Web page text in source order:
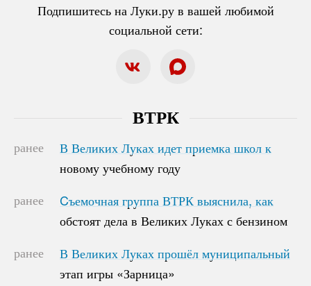
Подпишитесь на Луки.ру в вашей любимой
социальной сети:
ВТРК
ранее
В Великих Луках идет приемка школ к
новому учебному году
В Великих Луках идет приемка школ к
новому учебному году
ранее
Cъемочная группа ВТРК выяснила, как
обстоят дела в Великих Луках с бензином
Cъемочная группа ВТРК выяснила, как
обстоят дела в Великих Луках с бензином
ранее
В Великих Луках прошёл муниципальный
этап игры «Зарница»
В Великих Луках прошёл муниципальный
этап игры «Зарница»